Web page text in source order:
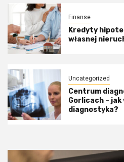
Finanse
Kredyty
własnej
Uncategorized
Centrum
Gorlicach –
diagnostyka?